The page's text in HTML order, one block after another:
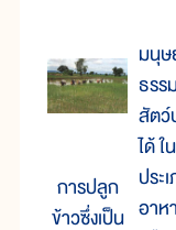
การปลูก
ข้าวซึ่งเป็น
ป
มนุษ
ธรร
สัตว์
ได้
ประ
อาห